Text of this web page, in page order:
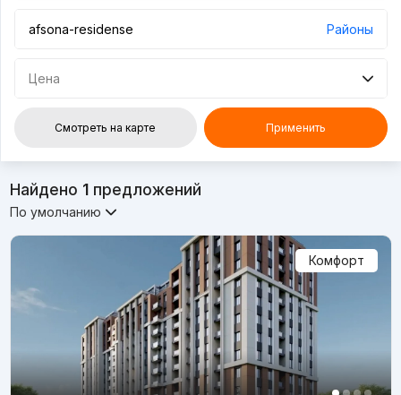
Районы
Цена
Смотреть на карте Применить
Найдено 1предложений
По умолчанию
Комфорт